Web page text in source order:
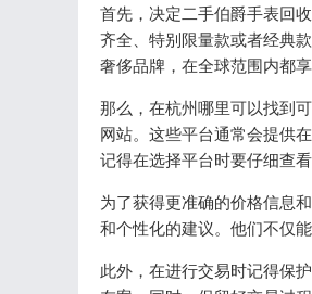
首先，决定二手伯爵手表回
齐全、特别限量款或者经典
奢侈品牌，在全球范围内都
那么，在杭州哪里可以找到
网站。这些平台通常会提供
记得在选择平台时要仔细查
为了获得更准确的价格信息
和个性化的建议。他们不仅
此外，在进行交易时记得保